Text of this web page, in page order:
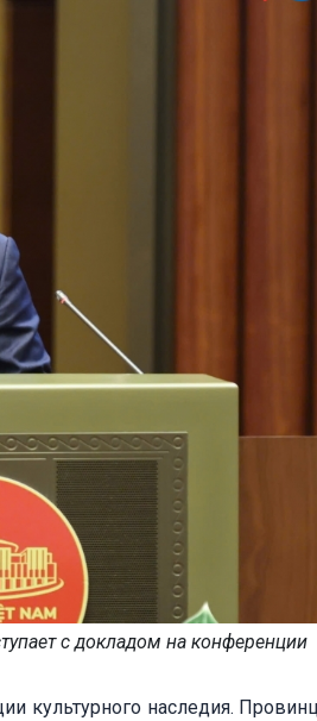
с докладом на конференции
культурного наследия.